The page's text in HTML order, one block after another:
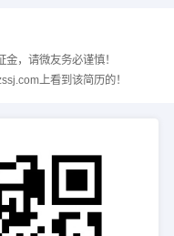
，请微友务必谨慎！
上看到该简历的！